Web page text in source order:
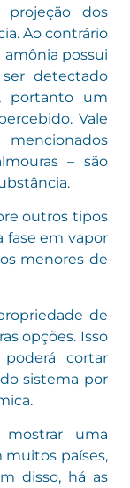
dos
Ao contrário
possui
detectado
portanto um
Vale
– são
outros tipos
fase em vapor
menores de
de
opções. Isso
cortar
sistema por
uma
muitos países,
disso, há as